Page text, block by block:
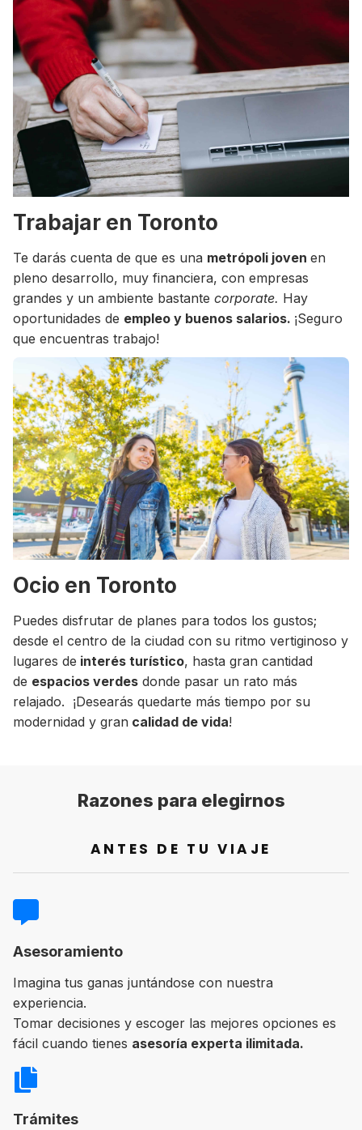
Trabajar en Toronto
Te darás cuenta de que es una metrópoli joven en
pleno desarrollo, muy financiera, con empresas
grandes y un ambiente bastante corporate. Hay
oportunidades de empleo y buenos salarios. ¡Seguro
que encuentras trabajo!
Ocio en Toronto
Puedes disfrutar de planes para todos los gustos;
desde el centro de la ciudad con su ritmo vertiginoso y
lugares de interés turístico, hasta gran cantidad
de espacios verdes donde pasar un rato más
relajado. ¡Desearás quedarte más tiempo por su
modernidad y gran calidad de vida!
Razones para elegirnos
ANTES DE TU VIAJE
Asesoramiento
Imagina tus ganas juntándose con nuestra
experiencia.
Tomar decisiones y escoger las mejores opciones es
fácil cuando tienes asesoría experta ilimitada.
Trámites